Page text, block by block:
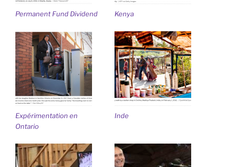
Permanent Fund Dividend Kenya
Expérimentation en
Ontario
Inde